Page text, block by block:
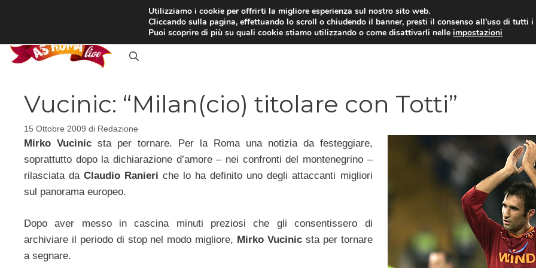
RASSEGNA STAMPA INTERVISTE CALCIOMERCATO CAMPIONATO
Vucinic: “Milan(cio) titolare con Totti”
15 Ottobre 2009 di Redazione
Mirko Vucinicsta per tornare. Per la Roma una notizia da festeggiare,
soprattutto dopo la dichiarazione d’amore – nei confronti del montenegrino –
rilasciata daClaudio Ranieri che lo ha definito uno degli attaccanti migliori
sul panorama europeo.
Dopo aver messo in cascina minuti preziosi che gli consentissero di
archiviare il periodo di stop nel modo migliore, Mirko Vucinic sta per tornare
a segnare.
Utilizziamo i cookie per offrirti la migliore esperienza sul nostro sito web.
Cliccando sulla pagina, effettuando lo scroll o chiudendo il banner, presti il consenso all’uso di tutti i
Puoi scoprire di più su quali cookie stiamo utilizzando o come disattivarli nelleimpostazioni